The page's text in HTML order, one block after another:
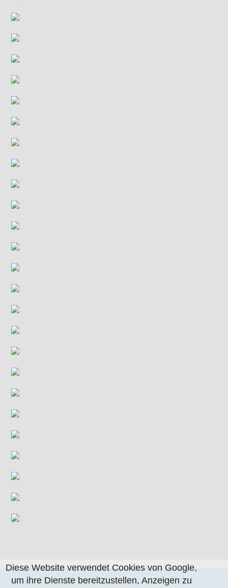
Diese Website verwendet Cookies von Google,
um ihre Dienste bereitzustellen, Anzeigen zu